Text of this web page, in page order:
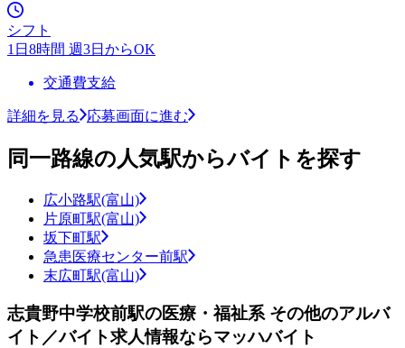
シフト
1日8時間 週3日からOK
交通費支給
詳細を見る 応募画面に進む
同一路線の人気駅からバイトを探す
広小路駅(富山)
片原町駅(富山)
坂下町駅
急患医療センター前駅
末広町駅(富山)
志貴野中学校前駅の医療・福祉系 その他のアルバ
イト／バイト求人情報ならマッハバイト